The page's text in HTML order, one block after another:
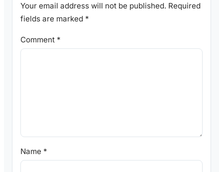
Your email address will not be published. Required
fields are marked *
Comment *
Name *